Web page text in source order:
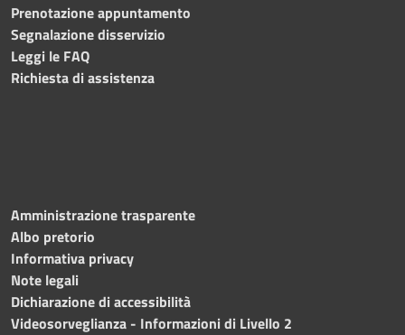
Prenotazione appuntamento
Segnalazione disservizio
Leggi le FAQ
Richiesta di assistenza
Amministrazione trasparente
Albo pretorio
Informativa privacy
Note legali
Dichiarazione di accessibilità
Videosorveglianza - Informazioni di Livello 2